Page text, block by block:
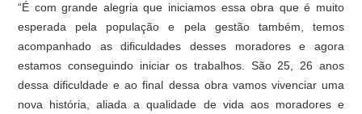
“É com grande alegria que iniciamos essa obra que é muito
esperada pela população e pela gestão também, temos
acompanhado as dificuldades desses moradores e agora
estamos conseguindo iniciar os trabalhos. São 25, 26 anos
dessa dificuldade e ao final dessa obra vamos vivenciar uma
nova história, aliada a qualidade de vida aos moradores e